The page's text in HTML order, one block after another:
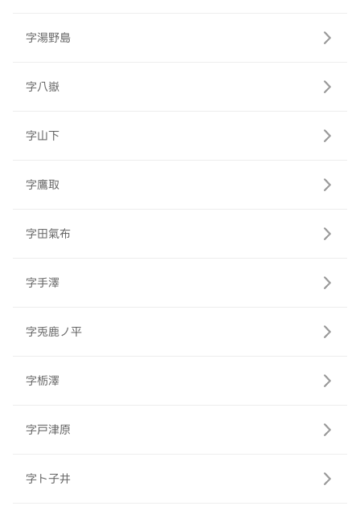
字湯野島
字八嶽
字山下
字鷹取
字田氣布
字手澤
字兎鹿ノ平
字栃澤
字戸津原
字ト子井